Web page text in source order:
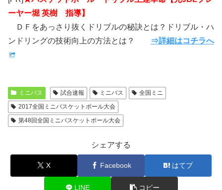
ーヤー堀 英樹 指導】
ＤＦをあっさり抜くドリブルの秘訣とは？ドリブル・ハ
ンドリングの技術向上の方法とは？
⇒詳細はコチラへ
ミニバス 試合速報 ミニバス
全国ミニ
2017全国ミニバスケットボール大会
第48回全国ミニバスケットボール大会
シェアする
X Facebook はてブ
LINE コピー